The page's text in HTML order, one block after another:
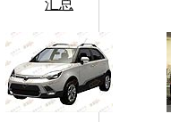
汇总